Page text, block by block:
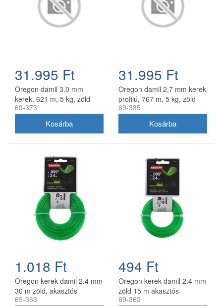
31.995 Ft
Oregon damil 3.0 mm
kerek, 621 m, 5 kg, zöld
69-373
31.995 Ft
Oregon damil 2,7 mm kerek
profilú, 767 m, 5 kg, zöld
69-385
1.018 Ft
Oregon kerek damil 2.4 mm
30 m zöld, akasztós
kiszerelés
69-363
494 Ft
Oregon kerek damil 2.4 mm
zöld 15 m akasztós
kiszerelésben
69-362